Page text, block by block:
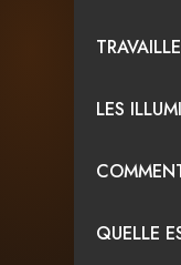
LES
QUELLE